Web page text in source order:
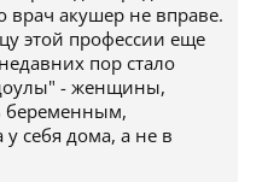
врач акушер не вправе.
этой профессии еще
пор стало
- женщины,
беременным,
себя дома, а не в